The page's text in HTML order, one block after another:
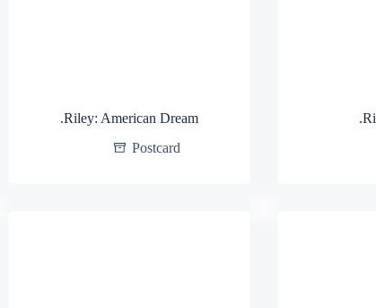
.Riley: American Dream
Postcard